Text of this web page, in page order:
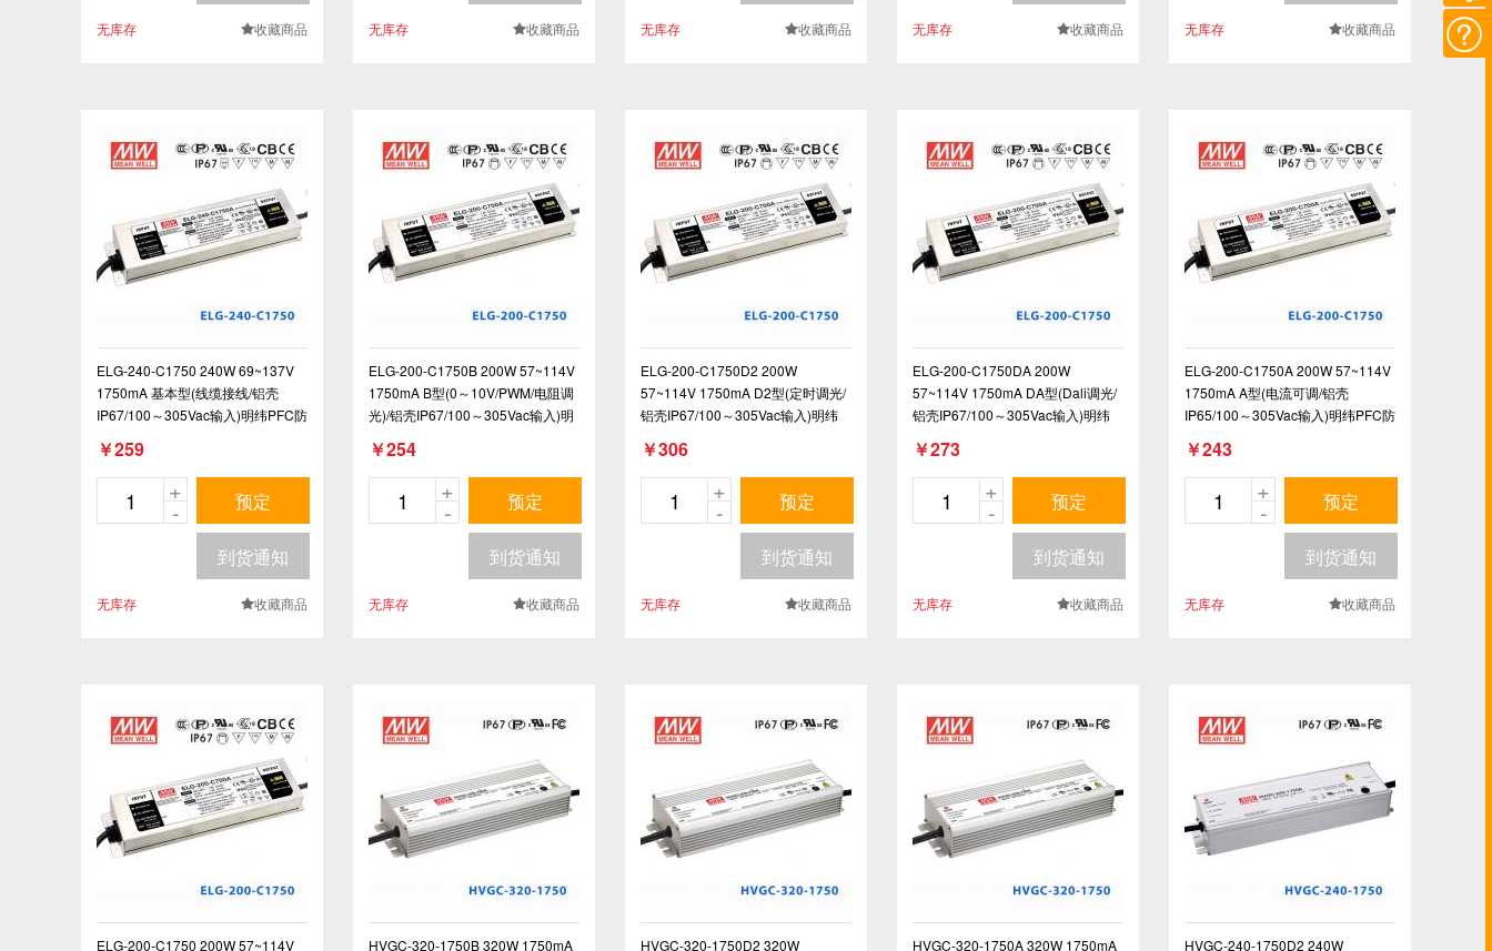
无库存 .收藏商品 无库存 .收藏商品 无库存 .收藏商品 无库存 .收藏商品 无库存 .收藏商品
ELG-240-C1750 240W 69~137V
1750mA 基本型(线缆接线/铝壳
IP67/100～305Vac输入)明纬PFC防
￥259
-
+ 预定
到货通知
无库存 .收藏商品
ELG-200-C1750B 200W 57~114V
1750mA B型(0～10V/PWM/电阻调
光)/铝壳IP67/100～305Vac输入)明
￥254
-
+ 预定
到货通知
无库存 .收藏商品
ELG-200-C1750D2 200W
57~114V 1750mA D2型(定时调光/
铝壳IP67/100～305Vac输入)明纬
￥306
-
+ 预定
到货通知
无库存 .收藏商品
ELG-200-C1750DA 200W
57~114V 1750mA DA型(Dali调光/
铝壳IP67/100～305Vac输入)明纬
￥273
-
+ 预定
到货通知
无库存 .收藏商品
ELG-200-C1750A 200W 57~114V
1750mA A型(电流可调/铝壳
IP65/100～305Vac输入)明纬PFC防
￥243
-
+ 预定
到货通知
无库存 .收藏商品
ELG-200-C1750 200W 57~114V
HVGC-320-1750B 320W 1750mA
HVGC-320-1750D2 320W
HVGC-320-1750A 320W 1750mA
HVGC-240-1750D2 240W
